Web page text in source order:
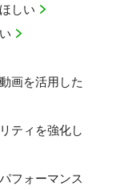
しい
画を活用した
ティを強化し
フォーマンス